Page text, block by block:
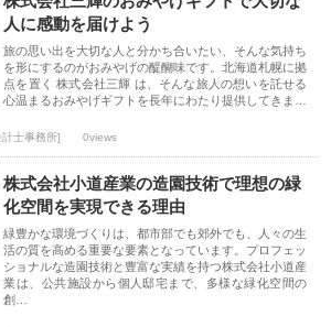
人に感動を届けよう
旅の思い出を大切な人と分かち合いたい、そんな気持ち
を形にするのがおみやげの醍醐味です。北海道札幌に拠
点を置く 株式会社三輝 は、そんな旅人の想いを託せる
心温まるおみやげギフトを長年にわたり提供してきま…
士事務所] 0views
株式会社小道産業の造園技術で理想の緑
化空間を実現できる理由
緑豊かな環境づくりは、都市部でも郊外でも、人々の生
活の質を高める重要な要素となっています。プロフェッ
ショナルな造園技術と豊富な実績を持つ株式会社小道産
業は、公共施設から個人邸宅まで、多様な緑化空間の
創…